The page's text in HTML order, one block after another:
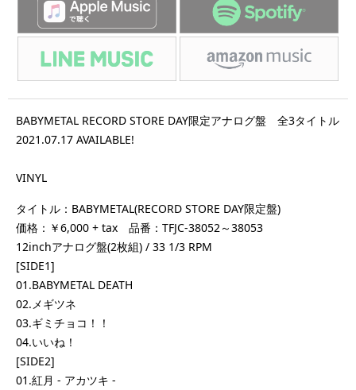
BABYMETAL RECORD STORE DAY限定アナログ盤 全3タイトル
2021.07.17 AVAILABLE!
VINYL
タイトル：BABYMETAL(RECORD STORE DAY限定盤)
価格：￥6,000 + tax 品番：TFJC-38052～38053
12inchアナログ盤(2枚組) / 33 1/3 RPM
[SIDE1]
01.BABYMETAL DEATH
02.メギツネ
03.ギミチョコ！！
04.いいね！
[SIDE2]
01.紅月 - アカツキ -